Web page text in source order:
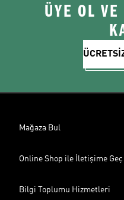
ÜYE OL
Mağaza Bul
Online Shop ile İletişime Geç
Bilgi Toplumu Hizmetleri